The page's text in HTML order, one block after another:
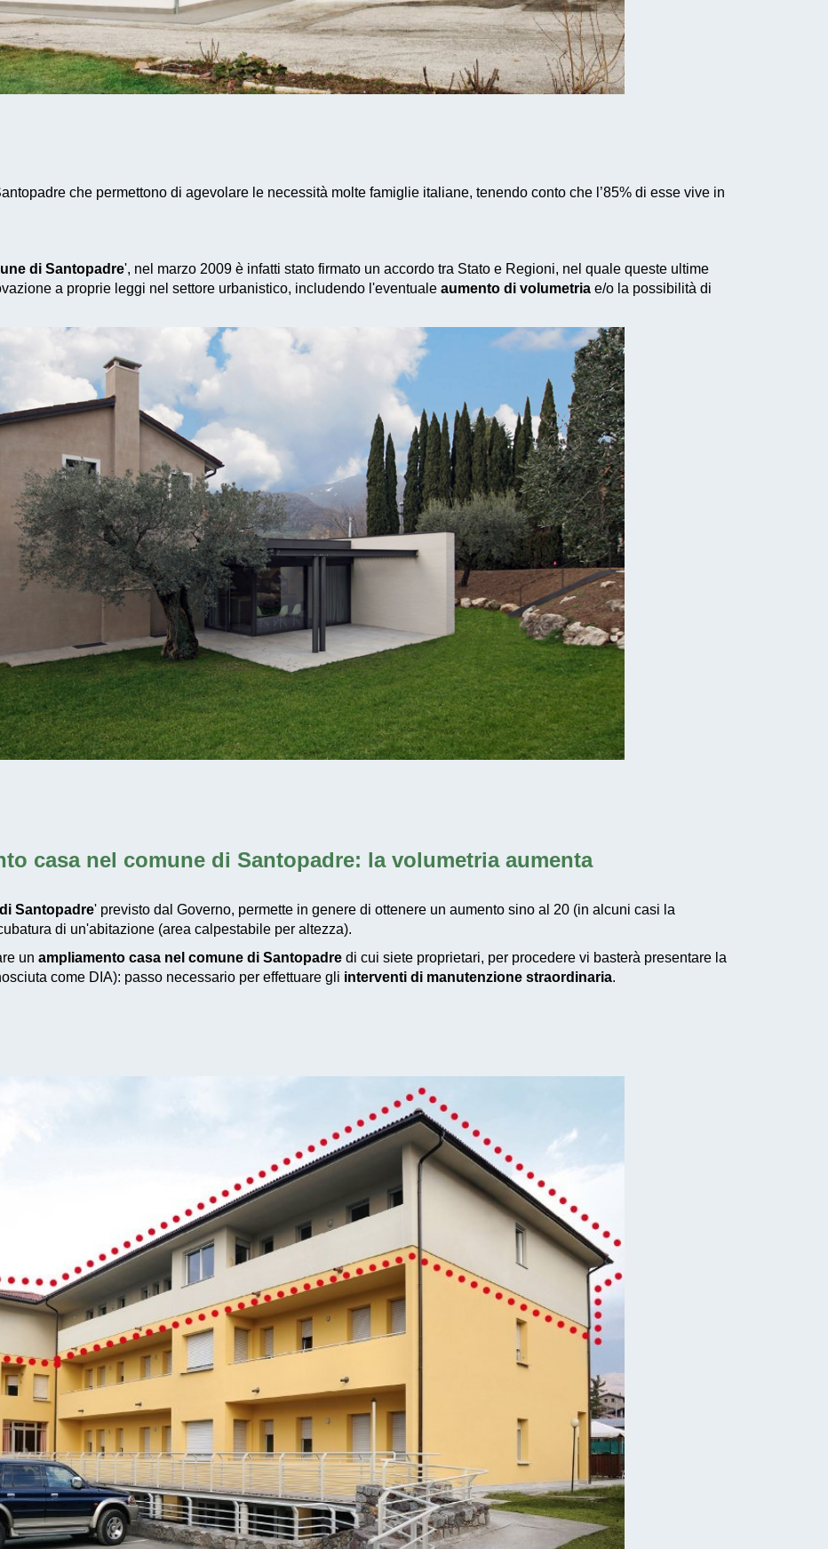
che permettono di agevolare le necessità molte famiglie italiane, tenendo conto che l’85% di esse vive in
di Santopadre', nel marzo 2009 è infatti stato firmato un accordo tra Stato e Regioni, nel quale queste ultime
a proprie leggi nel settore urbanistico, includendo l'eventuale aumento di volumetria e/o la possibilità di
casa nel comune di Santopadre: la volumetria aumenta
Santopadre' previsto dal Governo, permette in genere di ottenere un aumento sino al 20 (in alcuni casi la
di un'abitazione (area calpestabile per altezza).
un ampliamento casa nel comune di Santopadre di cui siete proprietari, per procedere vi basterà presentare la
come DIA): passo necessario per effettuare gli interventi di manutenzione straordinaria.